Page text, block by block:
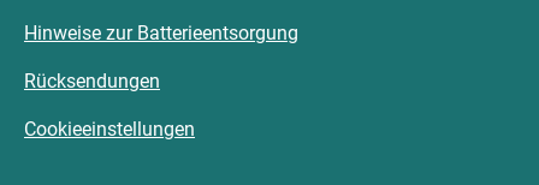
Hinweise zur Batterieentsorgung
Rücksendungen
Cookieeinstellungen